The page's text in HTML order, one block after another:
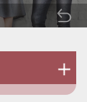
回
頁